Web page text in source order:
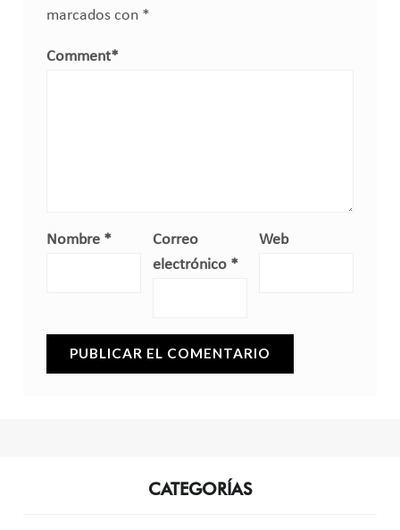
marcados con *
Comment*
Nombre *
Correo
electrónico *
Web
CATEGORÍAS